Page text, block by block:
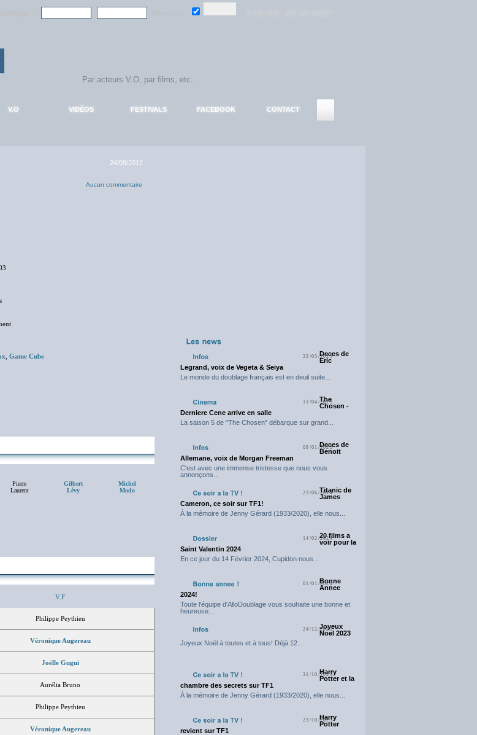
V.O VIDÉOS FESTIVALS FACEBOOK CONTACT
24/09/2012
Aucun commentaire
Game Cube
Pierre
Laurent
Gilbert
Lévy
Michel
Modo
V.F
Philippe Peythieu
Véronique Augereau
Joëlle Gugui
Aurélia Bruno
Philippe Peythieu
Véronique Augereau
22/05/2025Deces de
Eric
Legrand, voix de Vegeta & Seiya
Le monde du doublage français est en deuil suite...
11/04/2025
The
Chosen -
Derniere Cene arrive en salle
La saison 5 de "The Chosen" débarque sur grand...
09/01/2025Deces de
Benoit
Allemane, voix de Morgan Freeman
C'est avec une immense tristesse que nous vous
annonçons...
23/06/2024Titanic de
James
Cameron, ce soir sur TF1!
À la mémoire de Jenny Gérard (1933/2020), elle nous...
14/02/202420 films a
voir pour la
Saint Valentin 2024
En ce jour du 14 Février 2024, Cupidon nous...
01/01/2024
Bonne
Annee
2024!
Toute l'équipe d'AlloDoublage vous souhaite une bonne et
heureuse...
24/12/2023
Joyeux
Noel 2023
Joyeux Noël à toutes et à tous! Déjà 12...
31/10/2023
Harry
Potter et la
chambre des secrets sur TF1
À la mémoire de Jenny Gérard (1933/2020), elle nous...
23/10/2023
Harry
Potter
revient sur TF1